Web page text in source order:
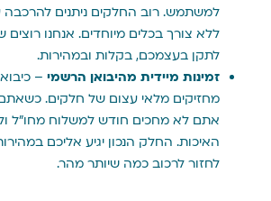
למשתמש. רוב החלקים ניתנים להרכבה
ללא צורך בכלים מיוחדים. אנחנו
לתקן בעצמכם, בקלות ובמהירות.
זמינות מיידית מהיבואן הרשמי –
מחזיקים מלאי עצום של חלקים. כשאתם
אתם לא מחכים חודש למשלוח מחו”ל
האיכות. החלק הנכון יגיע אליכם
לחזור לרכוב כמה שיותר מהר.